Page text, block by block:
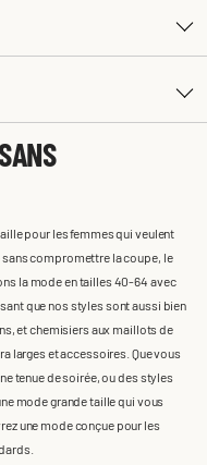
pour les femmes qui veulent
compromettre la coupe, le
la mode en tailles 40-64 avec
que nos styles sont aussi bien
et chemisiers aux maillots de
larges et accessoires. Que vous
tenue de soirée, ou des styles
mode grande taille qui vous
une mode conçue pour les